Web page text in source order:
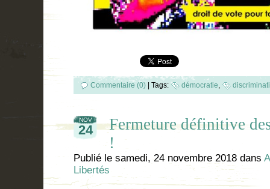
Commentaire (0) Tags: démocratie,
NOV
24
Fermeture définitive
!
Publié le samedi, 24 novembre 2018 dans
Libertés